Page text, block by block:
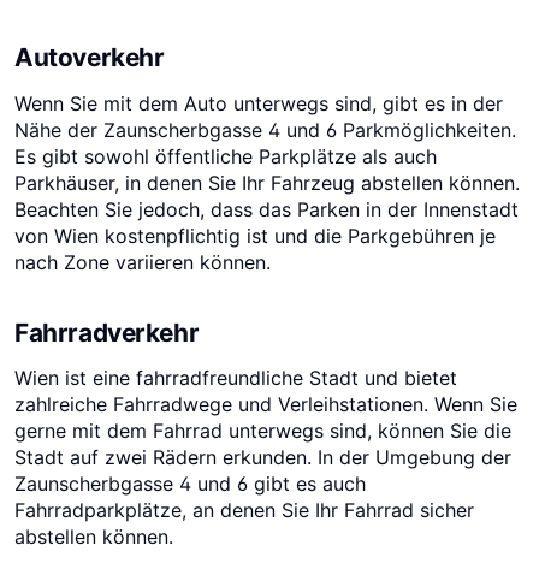
Autoverkehr
Wenn Sie mit dem Auto unterwegs sind, gibt es in der
Nähe der Zaunscherbgasse 4 und 6 Parkmöglichkeiten.
Es gibt sowohl öffentliche Parkplätze als auch
Parkhäuser, in denen Sie Ihr Fahrzeug abstellen können.
Beachten Sie jedoch, dass das Parken in der Innenstadt
von Wien kostenpflichtig ist und die Parkgebühren je
nach Zone variieren können.
Fahrradverkehr
Wien ist eine fahrradfreundliche Stadt und bietet
zahlreiche Fahrradwege und Verleihstationen. Wenn Sie
gerne mit dem Fahrrad unterwegs sind, können Sie die
Stadt auf zwei Rädern erkunden. In der Umgebung der
Zaunscherbgasse 4 und 6 gibt es auch
Fahrradparkplätze, an denen Sie Ihr Fahrrad sicher
abstellen können.